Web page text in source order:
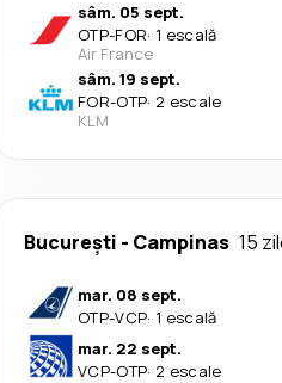
sâm. 05 sept.
OTP-FOR· 1 escală
Air France
sâm. 19 sept.
FOR-OTP· 2 escale
KLM
București - Campinas 15
mar. 08 sept.
OTP-VCP· 1 escală
mar. 22 sept.
VCP-OTP· 2 escale